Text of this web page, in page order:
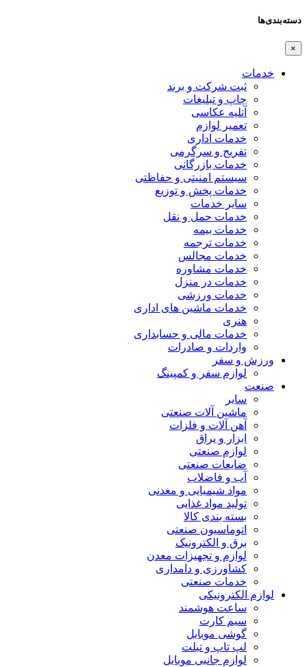
دسته‌بندی‌ها
×
خدمات
ثبت شرکت و برند
چاپ و تبلیغات
آتلیه عکاسی
تعمیر لوازم
خدمات اداری
تفریح و سرگرمی
خدمات بازرگانی
سیستم امنیتی و حفاظتی
خدمات پخش و توزیع
سایر خدمات
خدمات حمل و نقل
خدمات بیمه
خدمات ترجمه
خدمات مجالس
خدمات مشاوره
خدمات در منزل
خدمات ورزشی
خدمات ماشین های اداری
هنری
خدمات مالی و حسابداری
واردات و صادرات
ورزش و سفر
لوازم سفر و کمپینگ
صنعت
سایر
ماشین آلات صنعتی
آهن آلات و فلزات
ابزار و یراق
لوازم صنعتی
ضایعات صنعتی
آب و فاضلاب
مواد شیمیایی و معدنی
تولید مواد غذایی
بسته بندی کالا
اتوماسیون صنعتی
برق و الکترونیک
لوازم و تجهیزات معدن
کشاورزی و دامداری
خدمات صنعتی
لوازم الکترونیکی
ساعت هوشمند
سیم کارت
گوشی موبایل
لپ تاپ و تبلت
لوازم جانبی موبایل